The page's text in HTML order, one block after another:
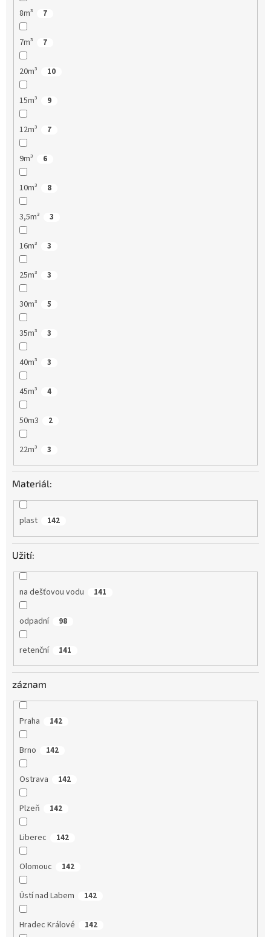
8m³ 7
7m³ 7
20m³ 10
15m³ 9
12m³ 7
9m³ 6
10m³ 8
3,5m³ 3
16m³ 3
25m³ 3
30m³ 5
35m³ 3
40m³ 3
45m³ 4
50m3 2
22m³ 3
Materiál:
plast 142
Užití:
na dešťovou vodu 141
odpadní 98
retenční 141
záznam
Praha 142
Brno 142
Ostrava 142
Plzeň 142
Liberec 142
Olomouc 142
Ústí nad Labem 142
Hradec Králové 142